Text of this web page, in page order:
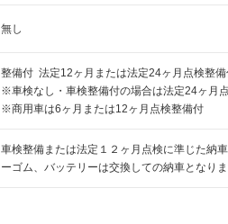
無し
整備付 法定12ヶ月または法定24ヶ月点検整備
※車検なし・車検整備付の場合は法定24ヶ月
※商用車は6ヶ月または12ヶ月点検整備付
車検整備または法定１２ヶ月点検に準じた納
ーゴム、バッテリーは交換しての納車となり